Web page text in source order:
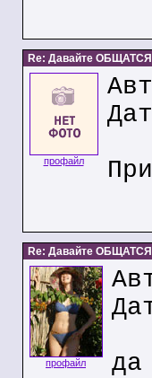
Re: Давайте
профайл
Re: Давайте
профайл
да